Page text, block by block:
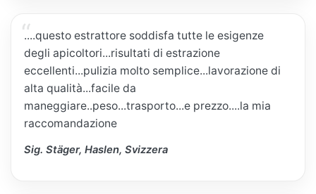
....questo estrattore soddisfa tutte le esigenze
degli apicoltori...risultati di estrazione
eccellenti...pulizia molto semplice...lavorazione di
alta qualità...facile da
maneggiare..peso...trasporto...e prezzo....la mia
raccomandazione
Sig. Stäger, Haslen, Svizzera